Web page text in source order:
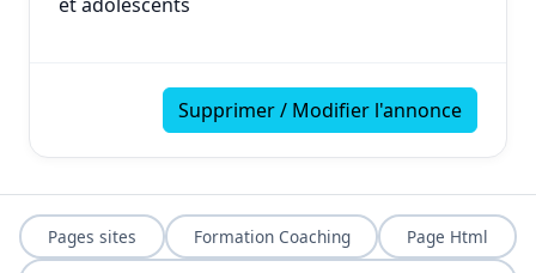
Supprimer / Modifier l'annonce
Pages sites Formation Coaching
Page Html